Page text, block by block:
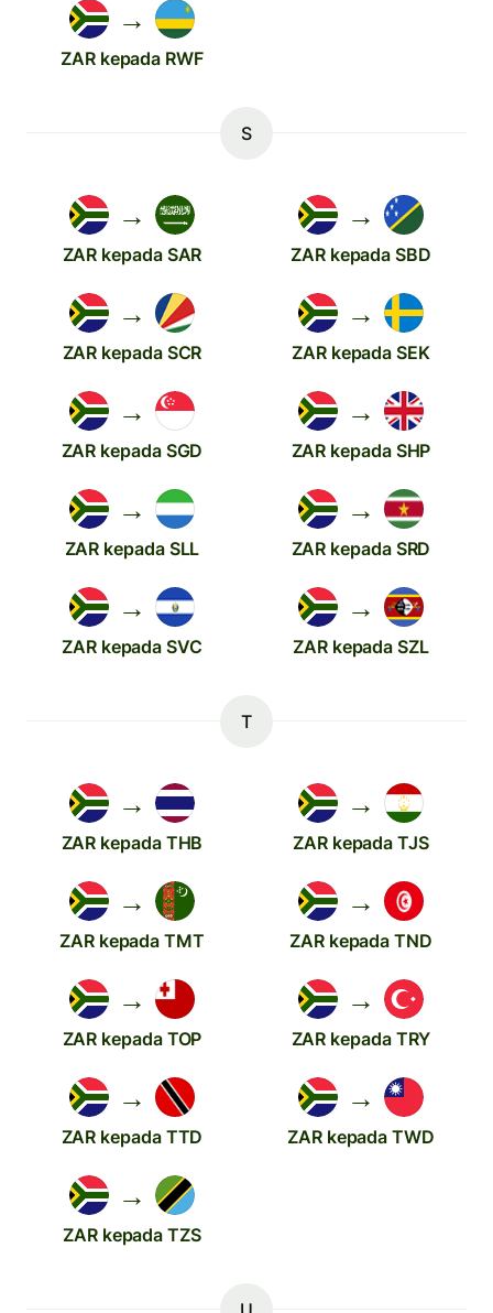
→
ZAR kepada RWF
S
→
ZAR kepada SAR
→
ZAR kepada SBD
→
ZAR kepada SCR
→
ZAR kepada SEK
→
ZAR kepada SGD
→
ZAR kepada SHP
→
ZAR kepada SLL
→
ZAR kepada SRD
→
ZAR kepada SVC
→
ZAR kepada SZL
T
→
ZAR kepada THB
→
ZAR kepada TJS
→
ZAR kepada TMT
→
ZAR kepada TND
→
ZAR kepada TOP
→
ZAR kepada TRY
→
ZAR kepada TTD
→
ZAR kepada TWD
→
ZAR kepada TZS